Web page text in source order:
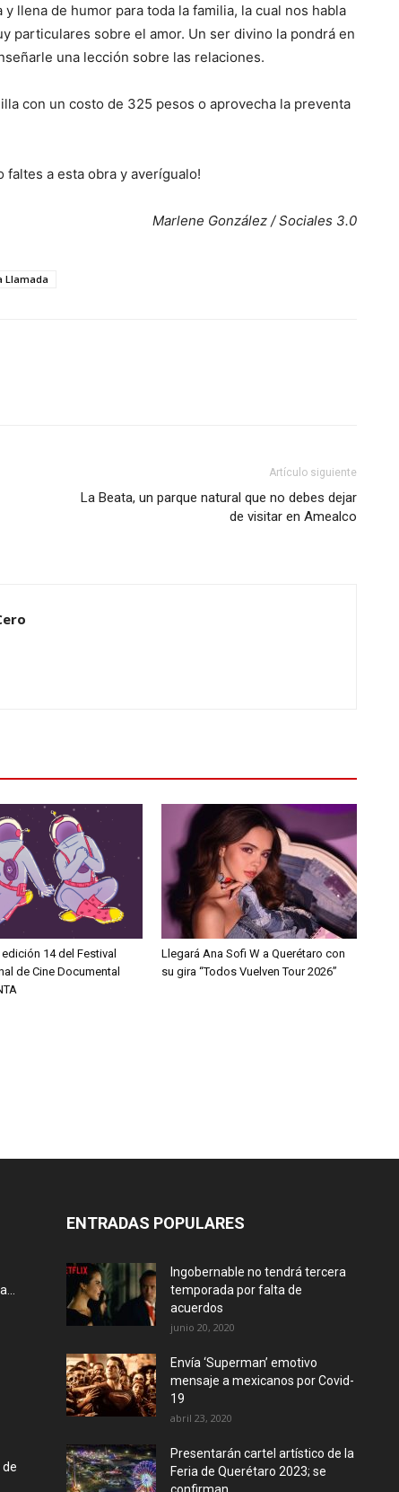
llena de humor para toda la familia, la cual nos habla
particulares sobre el amor. Un ser divino la pondrá en
una lección sobre las relaciones.
con un costo de 325 pesos o aprovecha la preventa
faltes a esta obra y averígualo!
Marlene González / Sociales 3.0
Llamada
Artículo siguiente
La Beata, un parque natural que no debes dejar
de visitar en Amealco
14 del Festival
de Cine Documental
Llegará Ana Sofi W a Querétaro con
su gira “Todos Vuelven Tour 2026”
ENTRADAS POPULARES
Ingobernable no tendrá tercera
temporada por falta de
acuerdos
junio 20, 2020
Envía ‘Superman’ emotivo
mensaje a mexicanos por Covid-
19
abril 23, 2020
Presentarán cartel artístico de la
Feria de Querétaro 2023; se